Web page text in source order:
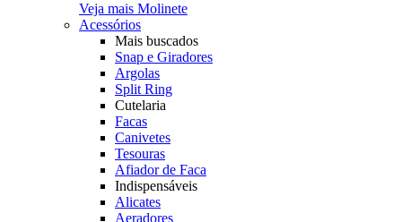
Veja mais Molinete
Acessórios
Mais buscados
Snap e Giradores
Argolas
Split Ring
Cutelaria
Facas
Canivetes
Tesouras
Afiador de Faca
Indispensáveis
Alicates
Aeradores